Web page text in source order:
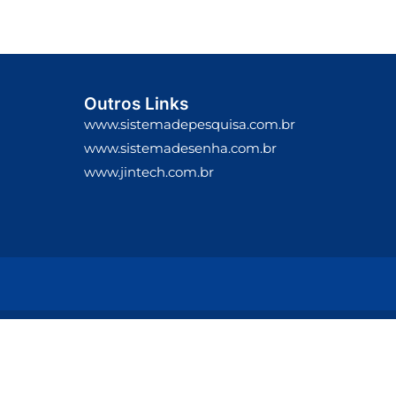
Outros Links
www.sistemadepesquisa.com.br
www.sistemadesenha.com.br
www.jintech.com.br